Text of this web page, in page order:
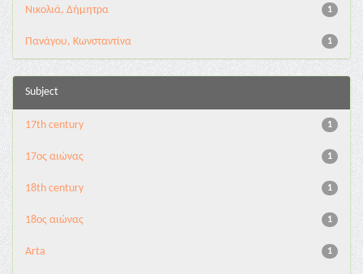
1
Νικολιά, Δήμητρα
1
Πανάγου, Κωνσταντίνα
Subject
1
17th century
1
17ος αιώνας
1
18th century
1
18ος αιώνας
1
Arta